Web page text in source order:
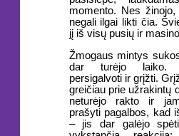
momento. Nes
negali ilgai likti čia.
jį iš visų pusių ir
Žmogaus mintys
dar turėjo laiko.
persigalvoti ir grįžti.
greičiau prie užrakintų
neturėjo rakto ir
prašyti pagalbos, kad
– jis dar galėjo